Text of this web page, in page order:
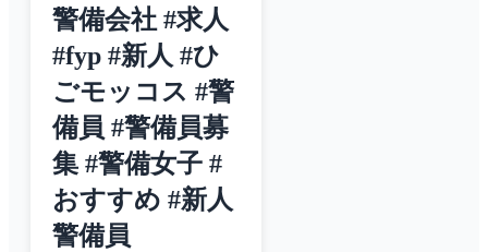
警備会社 #求人
#fyp #新人 #ひ
ごモッコス #警
備員 #警備員募
集 #警備女子 #
おすすめ #新人
警備員